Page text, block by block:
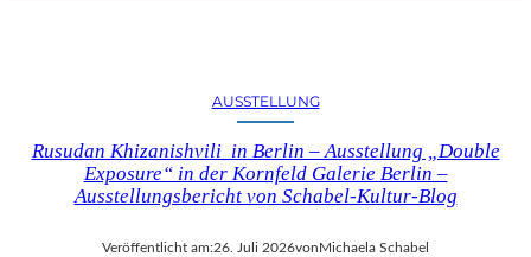
AUSSTELLUNG
Rusudan Khizanishvili in Berlin – Ausstellung „Double
Exposure“ in der Kornfeld Galerie Berlin –
Ausstellungsbericht von Schabel-Kultur-Blog
Veröffentlicht am:26. Juli 2026vonMichaela Schabel